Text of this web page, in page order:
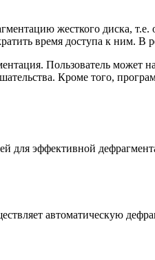
жесткого диска,
время доступа к ним. В
Пользователь может
Кроме того,
эффективной
автоматическую